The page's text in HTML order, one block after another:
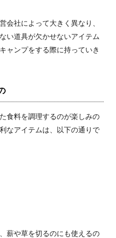
会社によって大きく異なり、
い道具が欠かせないアイテム
ャンプをする際に持っていき
食料を調理するのが楽しみの
なアイテムは、以下の通りで
薪や草を切るのにも使えるの